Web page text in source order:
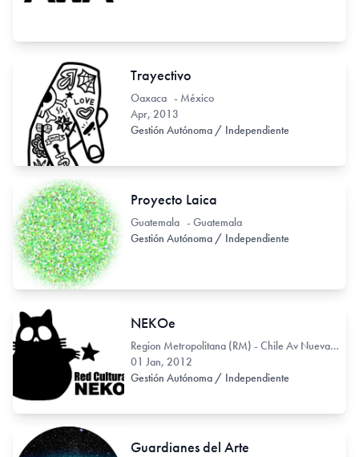
Trayectivo
Oaxaca - México
Apr, 2013
Gestión Autónoma / Independiente
Proyecto Laica
Guatemala - Guatemala
Gestión Autónoma / Independiente
NEKOe
Region Metropolitana (RM) - Chile Av Nueva Providencia 2212
01 Jan, 2012
Gestión Autónoma / Independiente
Guardianes del Arte